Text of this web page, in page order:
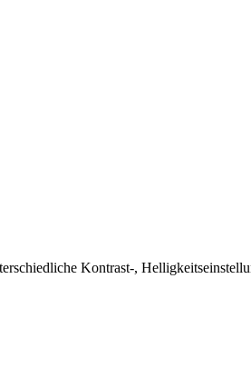
Kontrast-,